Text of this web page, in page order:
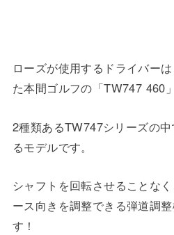
ローズが使用するドライバー
た本間ゴルフの「TW747 460」
2種類あるTW747シリーズの
るモデルです。
シャフトを回転させることな
ース向きを調整できる弾道調
す！